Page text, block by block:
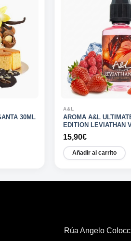
30ML
A&L
AROMA A&L
EDITION LEVIATHAN
15,90€
Añadir al carrito
Rúa Angelo